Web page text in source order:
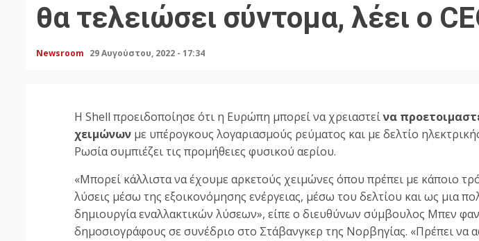
θα τελειώσει σύντομα, λέει ο
Newsroom 29 Αυγούστου, 2022 - 17:34
Η Shell προειδοποίησε ότι η Ευρώπη μπορεί να χρειαστείνα
χειμώνων με υπέρογκους λογαριασμούς ρεύματος και με δελτίο
Ρωσία συμπιέζει τις προμήθειες φυσικού αερίου.
«Μπορεί κάλλιστα να έχουμε αρκετούς χειμώνες όπου πρέπει με κάποιο
λύσεις μέσω της εξοικονόμησης ενέργειας, μέσω του δελτίου και ως μια
δημιουργία εναλλακτικών λύσεων», είπε ο διευθύνων σύμβουλος Μπεν
δημοσιογράφους σε συνέδριο στο Στάβανγκερ της Νορβηγίας. «Πρέπει να